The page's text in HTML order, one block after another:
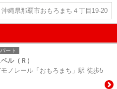
沖縄県那覇市おもろまち４丁目19-20
ート
ル（Ｒ）
ノレール「おもろまち」駅 徒歩5